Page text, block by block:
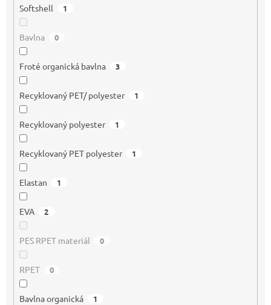
Softshell 1
Bavlna 0
Froté organická bavlna 3
Recyklovaný PET/ polyester 1
Recyklovaný polyester 1
Recyklovaný PET polyester 1
Elastan 1
EVA 2
PES RPET materiál 0
RPET 0
Bavlna organická 1